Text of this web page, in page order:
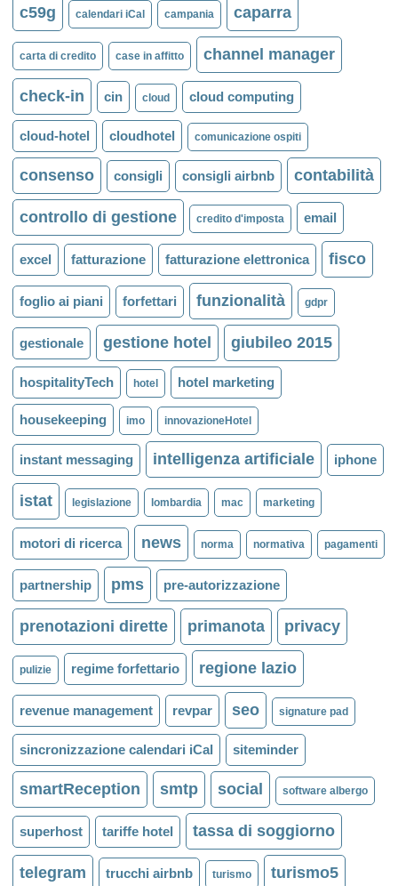
c59g calendari iCal campania caparra
carta di credito case in affitto channel manager
check-in cin cloud cloud computing
cloud-hotel cloudhotel comunicazione ospiti
consenso consigli consigli airbnb contabilità
controllo di gestione credito d'imposta email
excel fatturazione fatturazione elettronica fisco
foglio ai piani forfettari funzionalità gdpr
gestionale gestione hotel giubileo 2015
hospitalityTech hotel hotel marketing
housekeeping imo innovazioneHotel
instant messaging intelligenza artificiale iphone
istat legislazione lombardia mac marketing
motori di ricerca news norma normativa pagamenti
partnership pms pre-autorizzazione
prenotazioni dirette primanota privacy
pulizie regime forfettario regione lazio
revenue management revpar seo signature pad
sincronizzazione calendari iCal siteminder
smartReception smtp social software albergo
superhost tariffe hotel tassa di soggiorno
telegram trucchi airbnb turismo turismo5